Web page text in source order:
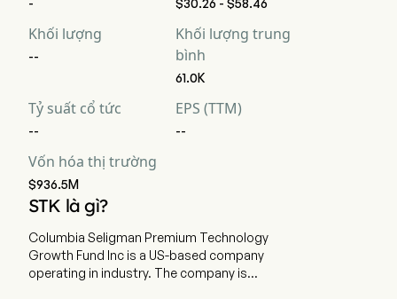
-2
Tỷ suất lợi nhuận
EBIT
-100%
quả
- $30.26 - $58.46
Khối lượng
--
Khối lượng trung
bình
61.0K
Tỷ suất cổ tức
--
EPS (TTM)
--
Vốn hóa thị trường
$936.5M
STK là gì?
Columbia Seligman Premium Technology
Growth Fund Inc is a US-based company
operating in industry. The company is